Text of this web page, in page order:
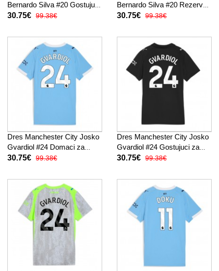
Bernardo Silva #20 Gostujuci
za Žensko 2025-26 Kratak
30.75€ 99.38€
Bernardo Silva #20 Rezervni
za Žensko 2025-26 Kratak
30.75€ 99.38€
Dres Manchester City Josko
Gvardiol #24 Domaci za
Žensko 2025-26 Kratak
30.75€ 99.38€
Dres Manchester City Josko
Gvardiol #24 Gostujuci za
Žensko 2025-26 Kratak
30.75€ 99.38€